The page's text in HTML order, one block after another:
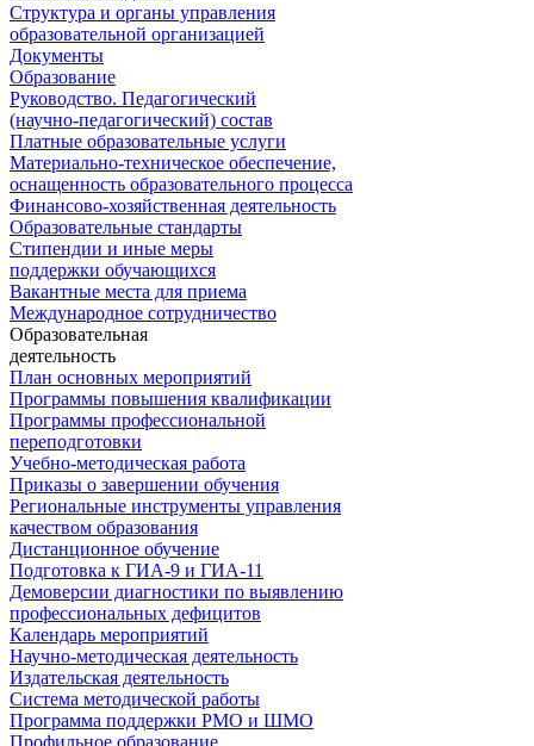
Структура и органы управления
образовательной организацией
Документы
Образование
Руководство. Педагогический
(научно-педагогический) состав
Платные образовательные услуги
Материально-техническое обеспечение,
оснащенность образовательного процесса
Финансово-хозяйственная деятельность
Образовательные стандарты
Стипендии и иные меры
поддержки обучающихся
Вакантные места для приема
Международное сотрудничество
Образовательная
деятельность
План основных мероприятий
Программы повышения квалификации
Программы профессиональной
переподготовки
Учебно-методическая работа
Приказы о завершении обучения
Региональные инструменты управления
качеством образования
Дистанционное обучение
Подготовка к ГИА-9 и ГИА-11
Демоверсии диагностики по выявлению
профессиональных дефицитов
Календарь мероприятий
Научно-методическая деятельность
Издательская деятельность
Система методической работы
Программа поддержки РМО и ШМО
Профильное образование